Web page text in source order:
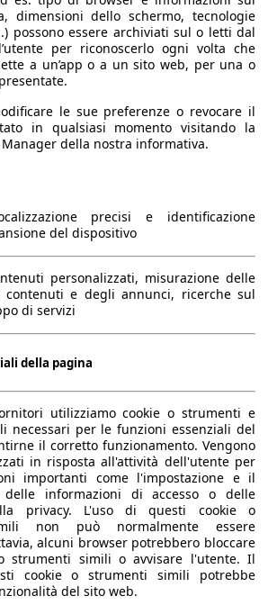
110 kW (150 PS)
km/h)
9.5s
h)
203 km/h
8
350 nm
1997 ccm
Diesel
4690 mm
1530 mm
2105 kg
5
-
freni) -
freni)
1600 kg
608 - 1653 l
112 g/km (komb.)
5.3 l/100km
dimensioni dello schermo, tecnologie
possono essere archiviati sul o letti dal
per riconoscerlo ogni volta che
a un’app o a un sito web, per una o
le sue preferenze o revocare il
in qualsiasi momento visitando la
Manager della nostra informativa.
precisi e identificazione
del dispositivo
personalizzati, misurazione delle
contenuti e degli annunci, ricerche sul
di servizi
della pagina
utilizziamo cookie o strumenti e
necessari per le funzioni essenziali del
il corretto funzionamento. Vengono
in risposta all'attività dell'utente per
importanti come l'impostazione e il
delle informazioni di accesso o delle
privacy. L'uso di questi cookie o
non può normalmente essere
alcuni browser potrebbero bloccare
strumenti simili o avvisare l'utente. Il
cookie o strumenti simili potrebbe
del sito web.